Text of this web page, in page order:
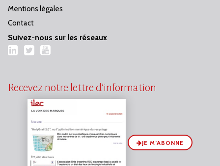
Mentions légales
Contact
Suivez-nous sur les réseaux
LinkedIn
TwitterYouTube
Recevez notre lettre d’information
JE M’ABONNE